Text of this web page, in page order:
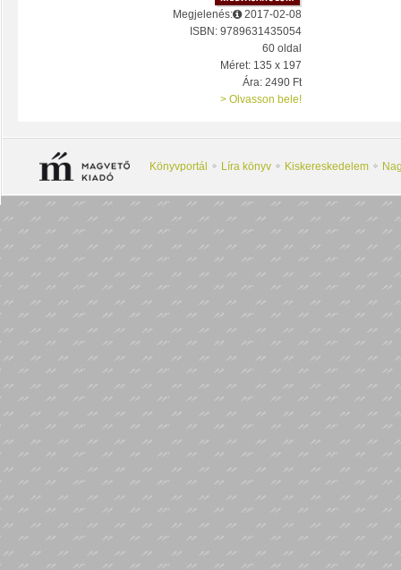
Megjelenés:
2017-02-08
ISBN: 9789631435054
60 oldal
Méret: 135 x 197
Ára: 2490 Ft
> Olvasson bele!
Könyvportál Líra könyv Kiskereskedelem